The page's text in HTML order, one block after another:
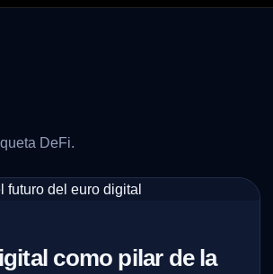
DeFi.
como pilar de la